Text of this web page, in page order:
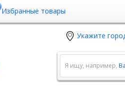
Избранные товары
Укажите
Я ищу, например,